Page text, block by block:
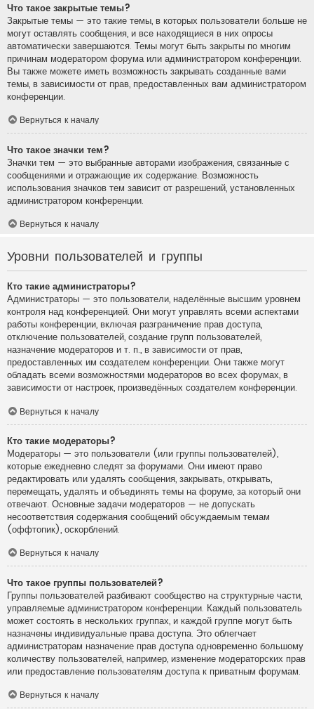
Что такое закрытые темы?
Закрытые темы — это такие темы, в которых пользователи больше не
могут оставлять сообщения, и все находящиеся в них опросы
автоматически завершаются. Темы могут быть закрыты по многим
причинам модератором форума или администратором конференции.
Вы также можете иметь возможность закрывать созданные вами
темы, в зависимости от прав, предоставленных вам администратором
конференции.
Вернуться к началу
Что такое значки тем?
Значки тем — это выбранные авторами изображения, связанные с
сообщениями и отражающие их содержание. Возможность
использования значков тем зависит от разрешений, установленных
администратором конференции.
Вернуться к началу
Уровни пользователей и группы
Кто такие администраторы?
Администраторы — это пользователи, наделённые высшим уровнем
контроля над конференцией. Они могут управлять всеми аспектами
работы конференции, включая разграничение прав доступа,
отключение пользователей, создание групп пользователей,
назначение модераторов и т. п., в зависимости от прав,
предоставленных им создателем конференции. Они также могут
обладать всеми возможностями модераторов во всех форумах, в
зависимости от настроек, произведённых создателем конференции.
Вернуться к началу
Кто такие модераторы?
Модераторы — это пользователи (или группы пользователей),
которые ежедневно следят за форумами. Они имеют право
редактировать или удалять сообщения, закрывать, открывать,
перемещать, удалять и объединять темы на форуме, за который они
отвечают. Основные задачи модераторов — не допускать
несоответствия содержания сообщений обсуждаемым темам
(оффтопик), оскорблений.
Вернуться к началу
Что такое группы пользователей?
Группы пользователей разбивают сообщество на структурные части,
управляемые администратором конференции. Каждый пользователь
может состоять в нескольких группах, и каждой группе могут быть
назначены индивидуальные права доступа. Это облегчает
администраторам назначение прав доступа одновременно большому
количеству пользователей, например, изменение модераторских прав
или предоставление пользователям доступа к приватным форумам.
Вернуться к началу